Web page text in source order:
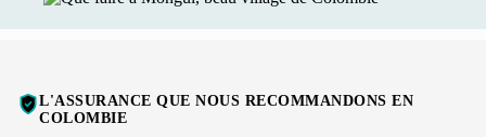
L'ASSURANCE QUE NOUS RECOMMANDONS EN
COLOMBIE